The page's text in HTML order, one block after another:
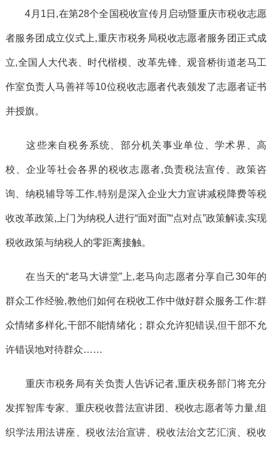
4月1日,在第28个全国税收宣传月启动暨重庆市税收志愿
者服务团成立仪式上,重庆市税务局税收志愿者服务团正式成
立,全国人大代表、时代楷模、改革先锋、观音桥街道老马工
作室负责人马善祥等10位税收志愿者代表颁发了志愿者证书
并授旗。
这些来自税务系统、部分机关事业单位、学术界、高
校、企业等社会各界的税收志愿者,负责税法宣传、政策咨
询、纳税辅导等工作,特别是深入企业大力宣讲减税降费等税
收改革政策,上门为纳税人进行“面对面”“点对点”政策解读,实现
税收政策与纳税人的零距离接触。
在当天的“老马大讲堂”上,老马向志愿者分享自己30年的
群众工作经验,教他们如何在税收工作中做好群众服务工作:群
众情绪多样化,干部不能情绪化；群众允许犯错误,但干部不允
许错误地对待群众……
重庆市税务局有关负责人告诉记者,重庆税务部门将充分
发挥智库专家、重庆税收普法宣讲团、税收志愿者等力量,组
织学法用法讲座、税收法治宣讲、税收法治文艺汇演、税收